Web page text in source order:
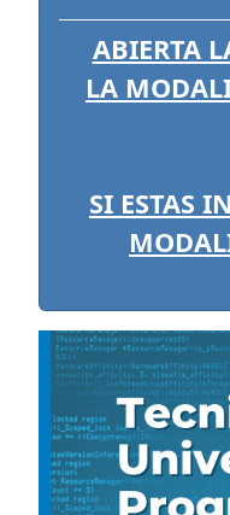
ABIERTA
LA
SI ESTAS